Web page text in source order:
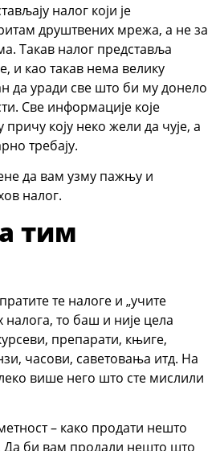
налог који је
друштвених мрежа, а не за
Такав налог представља
и као такав нема велику
да уради све што би му донело
Све информације које
коју неко жели да чује, а
требају.
да вам узму пажњу и
налог.
тим
те налоге и „учите
то баш и није цела
препарати, књиге,
часови, саветовања итд. На
више него што сте мислили
– како продати нешто
Да би вам продали нешто што